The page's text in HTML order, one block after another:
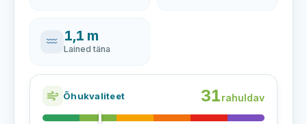
1,1 m
Lained täna
Õhukvaliteet 31rahuldav